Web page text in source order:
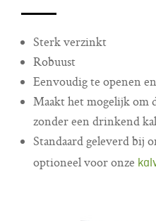
Sterk verzinkt
Robuust
Eenvoudig te openen
Maakt het mogelijk om
zonder een drinkend
Standaard geleverd bij
optioneel voor onze